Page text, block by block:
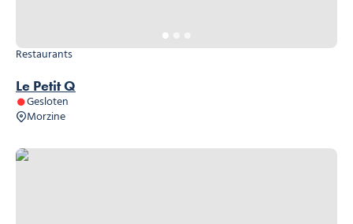
Le Petit Q
Restaurants
Gesloten
Morzine
Au Bon Coin (Burger Place)